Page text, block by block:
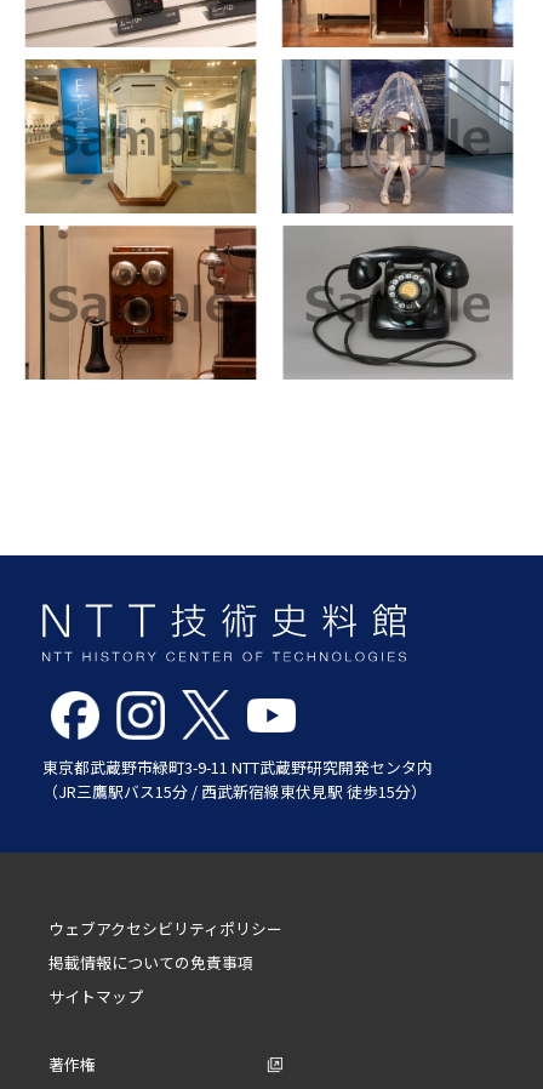
東京都武蔵野市緑町3-9-11 NTT武蔵野研究開発センタ内
（JR三鷹駅バス15分 / 西武新宿線東伏見駅 徒歩15分）
ウェブアクセシビリティポリシー
掲載情報についての免責事項
サイトマップ
著作権